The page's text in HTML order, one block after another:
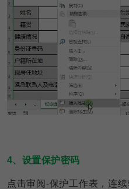
4、设置保护密码
点击审阅-保护工作表，连